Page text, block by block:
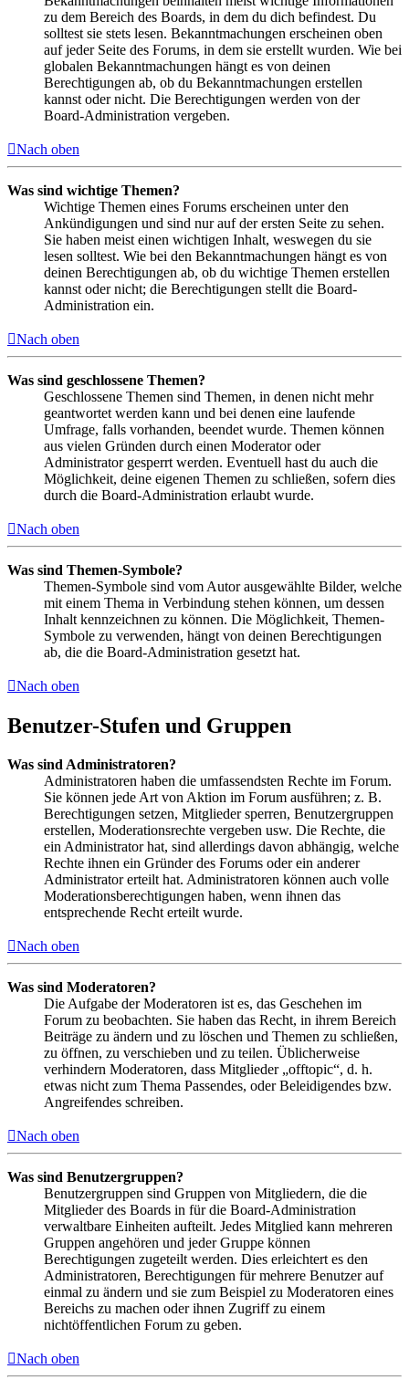
zu dem Bereich des Boards, in dem du dich befindest. Du
solltest sie stets lesen. Bekanntmachungen erscheinen oben
auf jeder Seite des Forums, in dem sie erstellt wurden. Wie bei
globalen Bekanntmachungen hängt es von deinen
Berechtigungen ab, ob du Bekanntmachungen erstellen
kannst oder nicht. Die Berechtigungen werden von der
Board-Administration vergeben.
Nach oben
Was sind wichtige Themen?
Wichtige Themen eines Forums erscheinen unter den
Ankündigungen und sind nur auf der ersten Seite zu sehen.
Sie haben meist einen wichtigen Inhalt, weswegen du sie
lesen solltest. Wie bei den Bekanntmachungen hängt es von
deinen Berechtigungen ab, ob du wichtige Themen erstellen
kannst oder nicht; die Berechtigungen stellt die Board-
Administration ein.
Nach oben
Was sind geschlossene Themen?
Geschlossene Themen sind Themen, in denen nicht mehr
geantwortet werden kann und bei denen eine laufende
Umfrage, falls vorhanden, beendet wurde. Themen können
aus vielen Gründen durch einen Moderator oder
Administrator gesperrt werden. Eventuell hast du auch die
Möglichkeit, deine eigenen Themen zu schließen, sofern dies
durch die Board-Administration erlaubt wurde.
Nach oben
Was sind Themen-Symbole?
Themen-Symbole sind vom Autor ausgewählte Bilder, welche
mit einem Thema in Verbindung stehen können, um dessen
Inhalt kennzeichnen zu können. Die Möglichkeit, Themen-
Symbole zu verwenden, hängt von deinen Berechtigungen
ab, die die Board-Administration gesetzt hat.
Nach oben
Benutzer-Stufen und Gruppen
Was sind Administratoren?
Administratoren haben die umfassendsten Rechte im Forum.
Sie können jede Art von Aktion im Forum ausführen; z. B.
Berechtigungen setzen, Mitglieder sperren, Benutzergruppen
erstellen, Moderationsrechte vergeben usw. Die Rechte, die
ein Administrator hat, sind allerdings davon abhängig, welche
Rechte ihnen ein Gründer des Forums oder ein anderer
Administrator erteilt hat. Administratoren können auch volle
Moderationsberechtigungen haben, wenn ihnen das
entsprechende Recht erteilt wurde.
Nach oben
Was sind Moderatoren?
Die Aufgabe der Moderatoren ist es, das Geschehen im
Forum zu beobachten. Sie haben das Recht, in ihrem Bereich
Beiträge zu ändern und zu löschen und Themen zu schließen,
zu öffnen, zu verschieben und zu teilen. Üblicherweise
verhindern Moderatoren, dass Mitglieder „offtopic“, d. h.
etwas nicht zum Thema Passendes, oder Beleidigendes bzw.
Angreifendes schreiben.
Nach oben
Was sind Benutzergruppen?
Benutzergruppen sind Gruppen von Mitgliedern, die die
Mitglieder des Boards in für die Board-Administration
verwaltbare Einheiten aufteilt. Jedes Mitglied kann mehreren
Gruppen angehören und jeder Gruppe können
Berechtigungen zugeteilt werden. Dies erleichtert es den
Administratoren, Berechtigungen für mehrere Benutzer auf
einmal zu ändern und sie zum Beispiel zu Moderatoren eines
Bereichs zu machen oder ihnen Zugriff zu einem
nichtöffentlichen Forum zu geben.
Nach oben